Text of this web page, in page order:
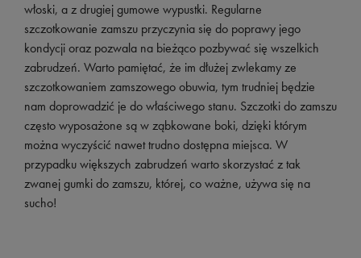
włoski, a z drugiej gumowe wypustki. Regularne
szczotkowanie zamszu przyczynia się do poprawy jego
kondycji oraz pozwala na bieżąco pozbywać się wszelkich
zabrudzeń. Warto pamiętać, że im dłużej zwlekamy ze
szczotkowaniem zamszowego obuwia, tym trudniej będzie
nam doprowadzić je do właściwego stanu. Szczotki do zamszu
często wyposażone są w ząbkowane boki, dzięki którym
można wyczyścić nawet trudno dostępna miejsca. W
przypadku większych zabrudzeń warto skorzystać z tak
zwanej gumki do zamszu, której, co ważne, używa się na
sucho!